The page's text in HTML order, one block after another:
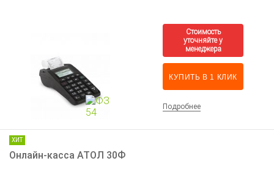
КУПИТЬ В 1 КЛИК
Подробнее
ХИТ
Онлайн-касса АТОЛ 30Ф